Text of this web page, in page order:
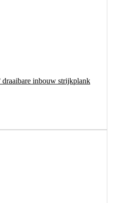
draaibare inbouw strijkplank